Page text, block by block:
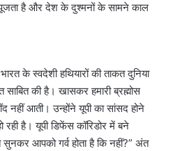
पूजता है और देश के दुश्मनों के सामने काल
के स्वदेशी हथियारों की ताकत दुनिया
की है। खासकर हमारी ब्रह्मोस
नहीं आती। उन्होंने यूपी का सांसद होने
है। यूपी डिफेंस कॉरिडोर में बने
आपको गर्व होता है कि नहीं?” अंत